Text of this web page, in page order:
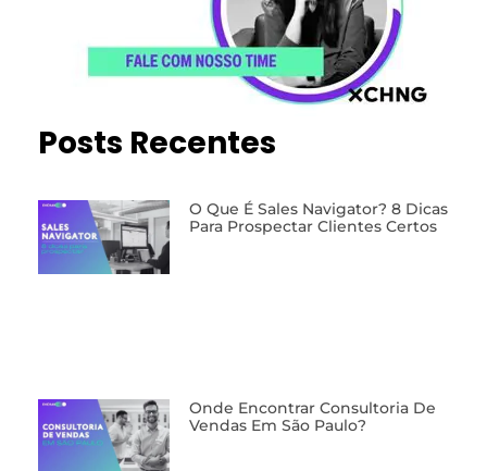
Posts Recentes
O Que É Sales Navigator? 8 Dicas
Para Prospectar Clientes Certos
Onde Encontrar Consultoria De
Vendas Em São Paulo?